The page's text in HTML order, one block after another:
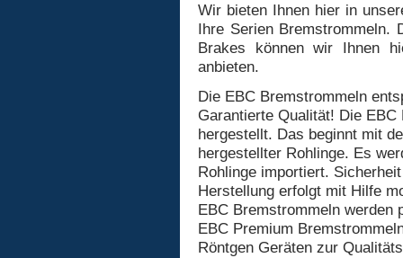
Wir bieten Ihnen hier in
Ihre Serien Bremstrommeln.
Brakes können wir Ihnen
anbieten.
Die EBC Bremstrommeln
Garantierte Qualität! Die
hergestellt. Das beginnt mit
hergestellter Rohlinge. Es
Rohlinge importiert.
Herstellung erfolgt mit Hilfe
EBC Bremstrommeln werden
EBC Premium
Röntgen Geräten zur